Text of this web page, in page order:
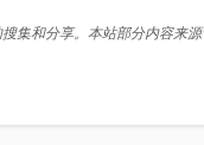
集和分享。本站部分内容来源